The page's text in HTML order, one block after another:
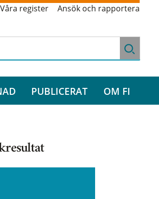
Våra register Ansök och rapportera
PUBLICERAT OM FI